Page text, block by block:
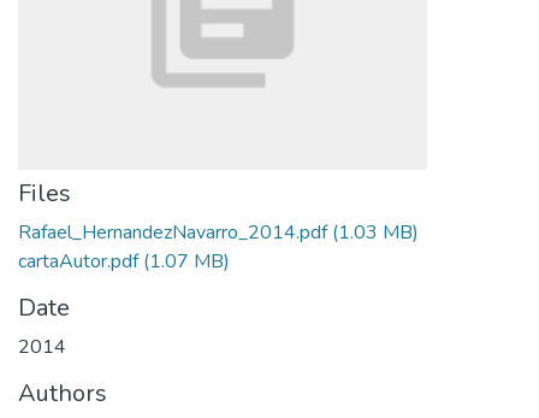
Files
Rafael_HernandezNavarro_2014.pdf(1.03 MB)
cartaAutor.pdf(1.07 MB)
Date
2014
Authors